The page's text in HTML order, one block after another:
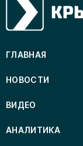
ГЛАВНАЯ
НОВОСТИ
ВИДЕО
АНАЛИТИКА